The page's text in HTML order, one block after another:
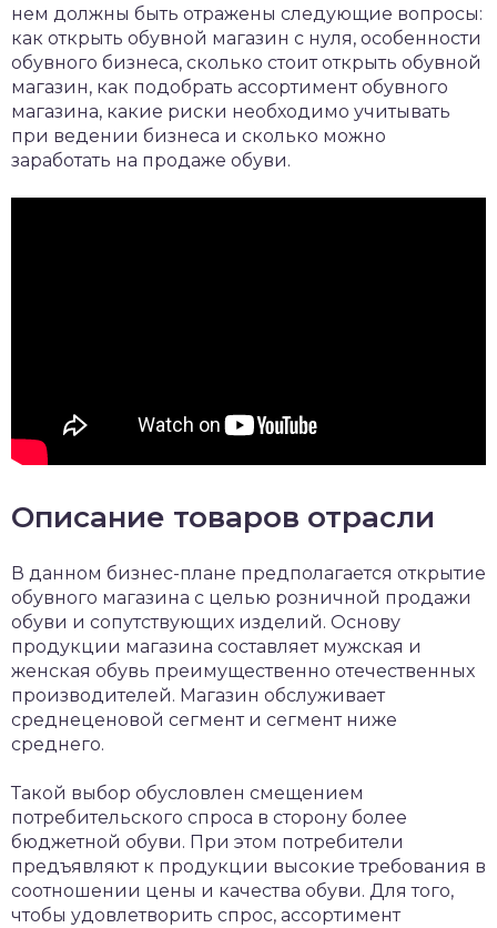
нем должны быть отражены следующие вопросы:
как открыть обувной магазин с нуля, особенности
обувного бизнеса, сколько стоит открыть обувной
магазин, как подобрать ассортимент обувного
магазина, какие риски необходимо учитывать
при ведении бизнеса и сколько можно
заработать на продаже обуви.
Описание товаров отрасли
В данном бизнес-плане предполагается открытие
обувного магазина с целью розничной продажи
обуви и сопутствующих изделий. Основу
продукции магазина составляет мужская и
женская обувь преимущественно отечественных
производителей. Магазин обслуживает
среднеценовой сегмент и сегмент ниже
среднего.
Такой выбор обусловлен смещением
потребительского спроса в сторону более
бюджетной обуви. При этом потребители
предъявляют к продукции высокие требования в
соотношении цены и качества обуви. Для того,
чтобы удовлетворить спрос, ассортимент